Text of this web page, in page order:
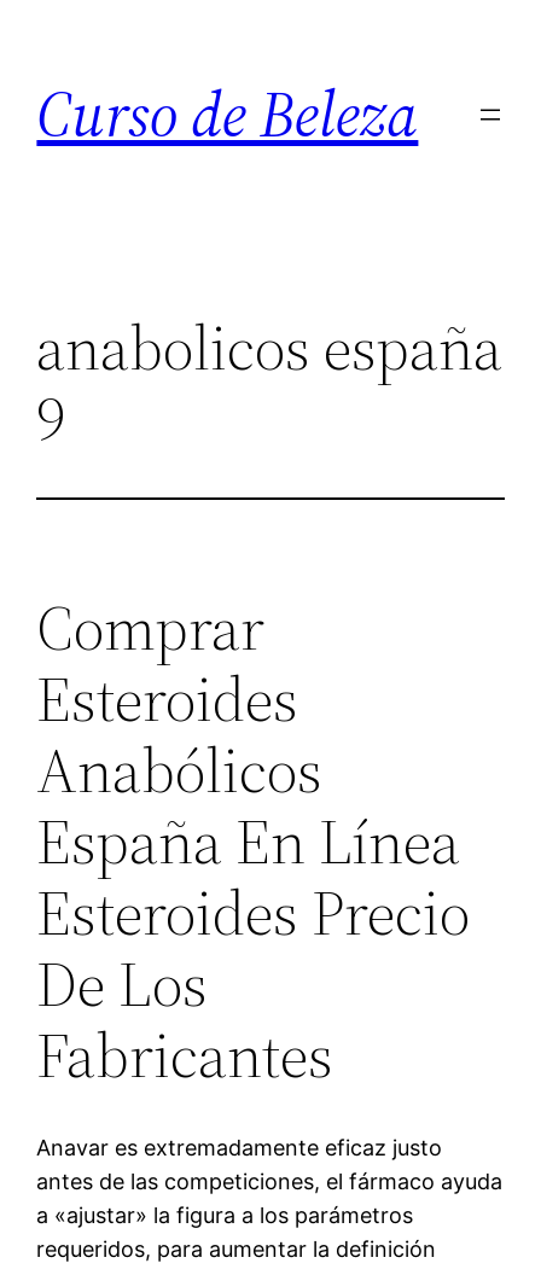
Curso de Beleza
anabolicos españa
9
Comprar
Esteroides
Anabólicos
España En Línea
Esteroides Precio
De Los
Fabricantes
Anavar es extremadamente eficaz justo
antes de las competiciones, el fármaco ayuda
a «ajustar» la figura a los parámetros
requeridos, para aumentar la definición